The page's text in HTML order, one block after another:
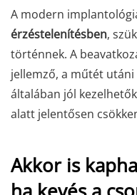
A modern
érzéstelenítésben,
történnek. A
jellemző, a műtét
általában jól
alatt jelentősen
Akkor is